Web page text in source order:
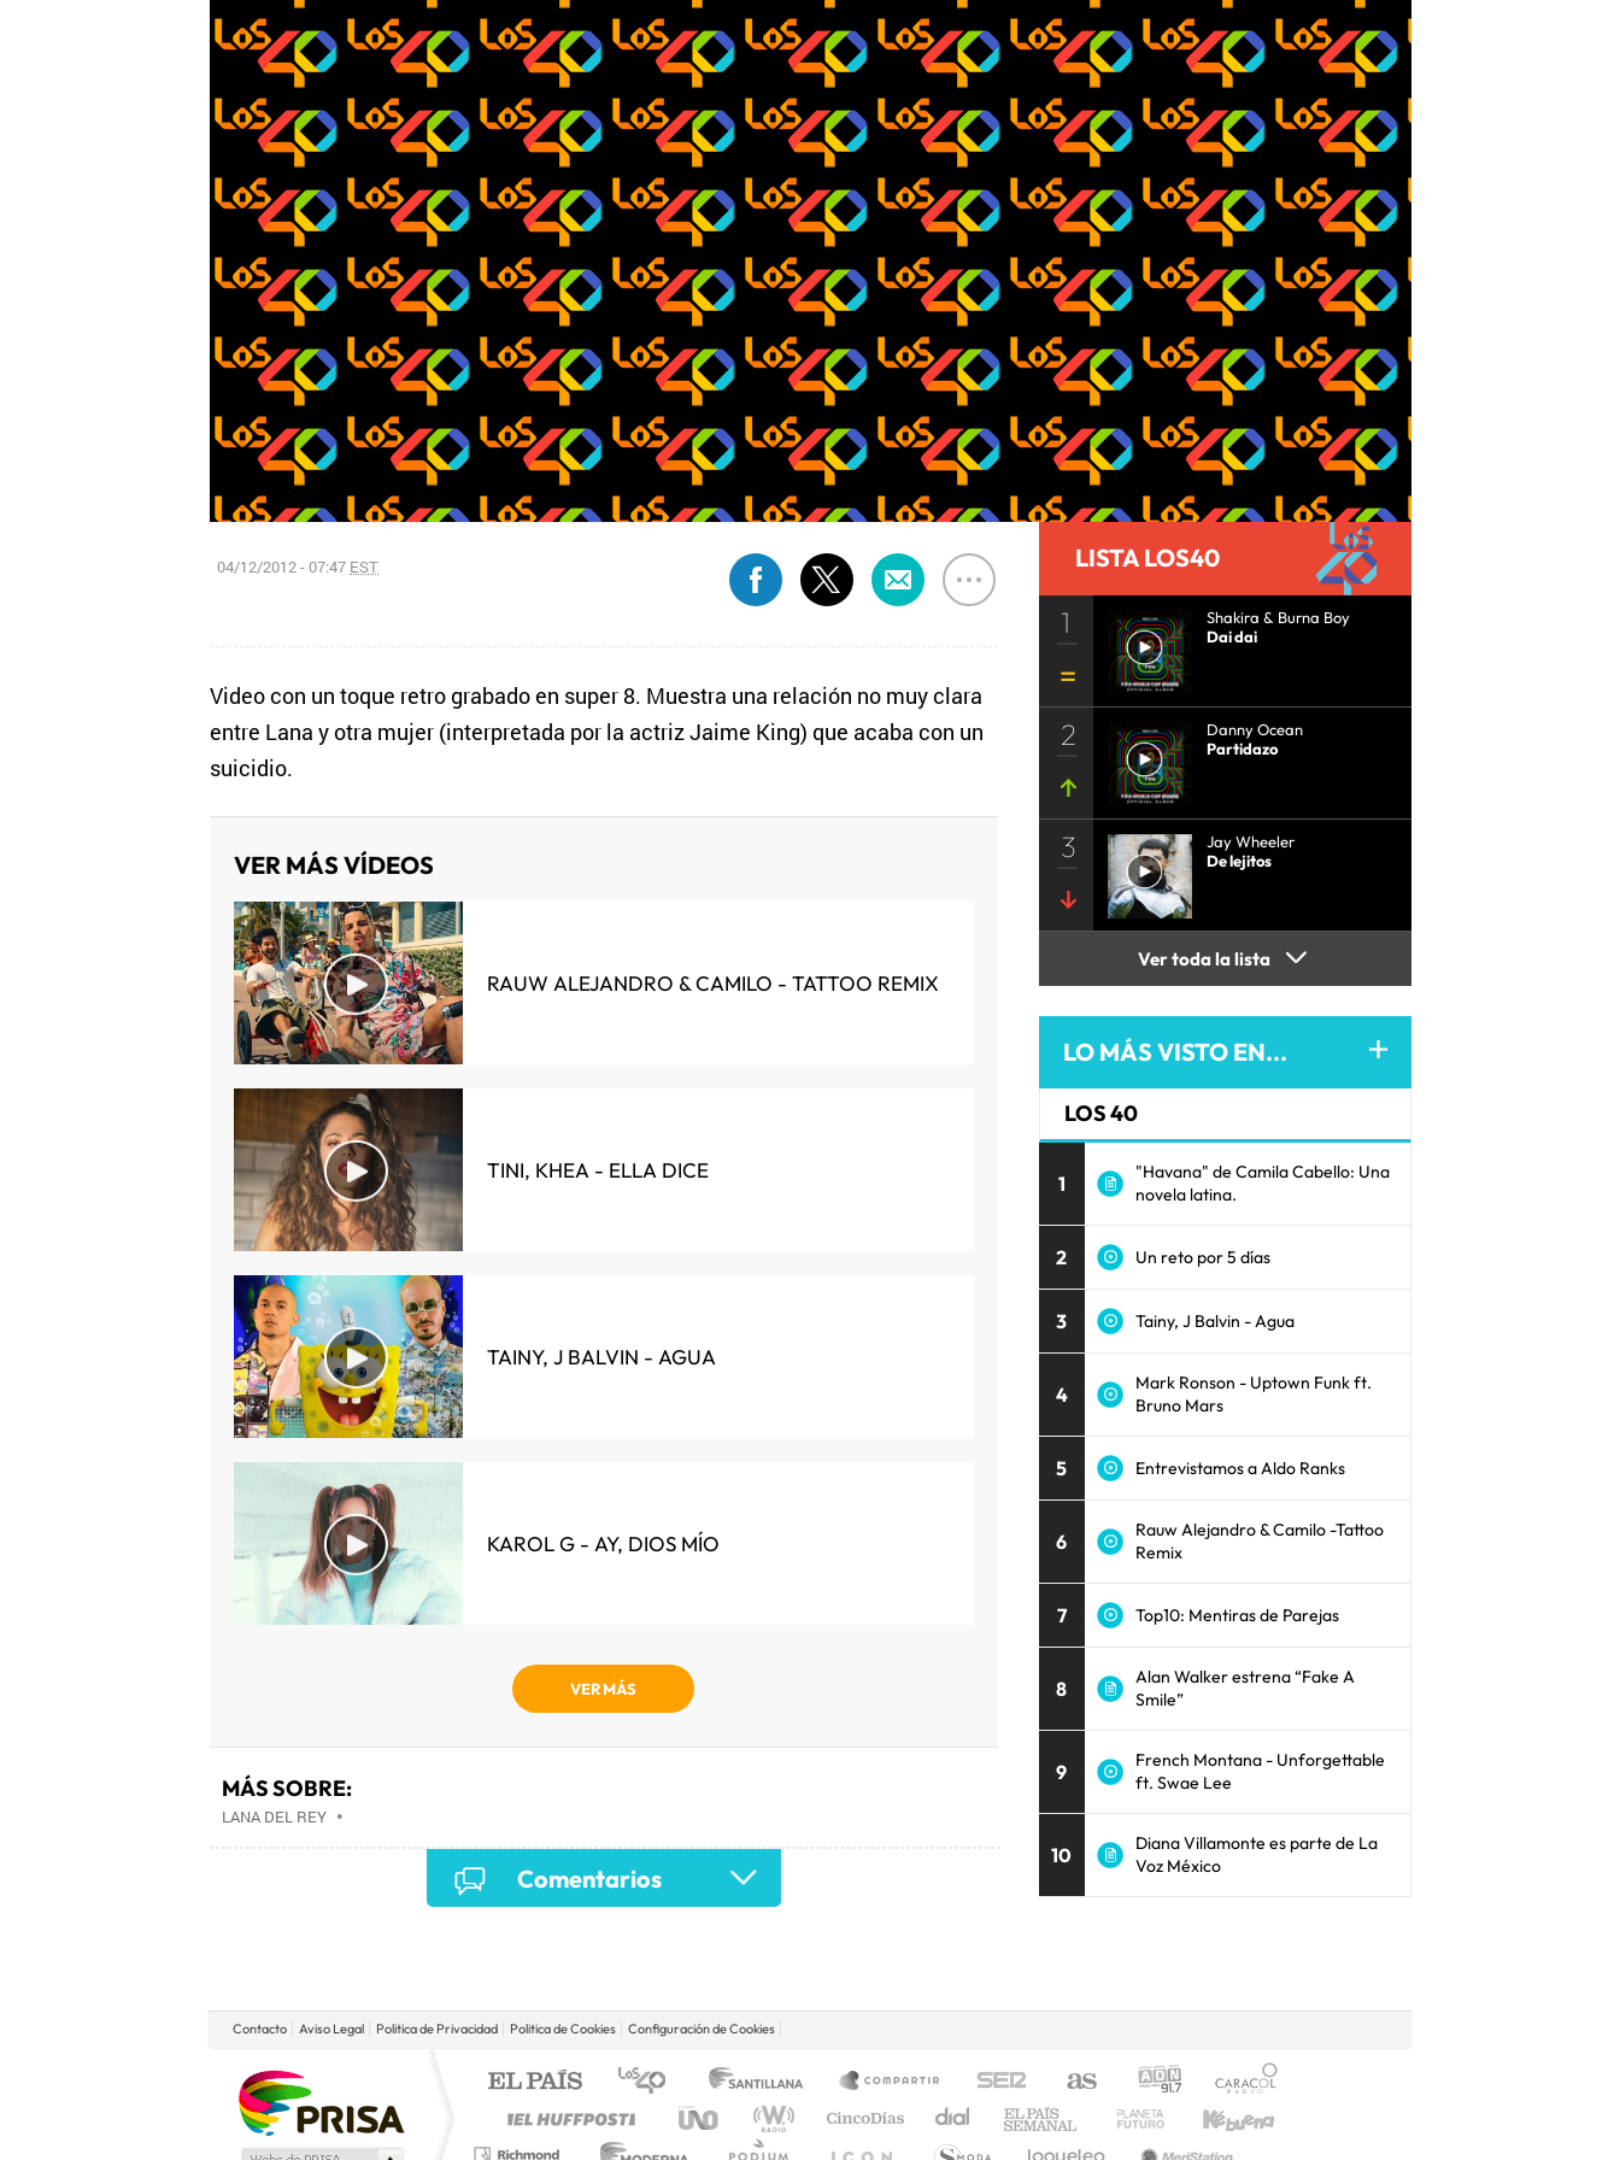
04/12/2012 - 07:47 EST
Video con un toque retro grabado en super 8. Muestra una relación no muy clara
entre Lana y otra mujer (interpretada por la actriz Jaime King) que acaba con un
suicidio.
VER MÁS VÍDEOS
RAUW ALEJANDRO & CAMILO - TATTOO REMIX
TINI, KHEA - ELLA DICE
TAINY, J BALVIN - AGUA
KAROL G - AY, DIOS MÍO
VER MÁS
MÁS SOBRE:
LANA DEL REY•
Comentarios
LISTA LOS40
1
Shakira & Burna Boy
Dai dai
2
Danny Ocean
Partidazo
3
Jay Wheeler
De lejitos
Ver toda la lista
LO MÁS VISTO EN...
LOS 40
1
"Havana" de Camila Cabello: Una
novela latina.
2 Un reto por 5 días
3 Tainy, J Balvin - Agua
4
Mark Ronson - Uptown Funk ft.
Bruno Mars
5 Entrevistamos a Aldo Ranks
6
Rauw Alejandro & Camilo -Tattoo
Remix
7 Top10: Mentiras de Parejas
8
Alan Walker estrena “Fake A
Smile”
9
French Montana - Unforgettable
ft. Swae Lee
10
Diana Villamonte es parte de La
Voz México
Contacto Aviso Legal Politica de Privacidad Politica de Cookies Configuración de Cookies